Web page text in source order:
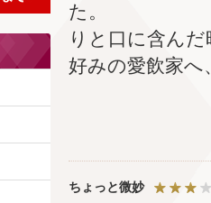
た
りと口に含ん
好みの愛飲家
ちょっと微妙